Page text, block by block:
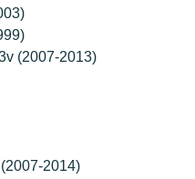
(2007-2013)
2014)